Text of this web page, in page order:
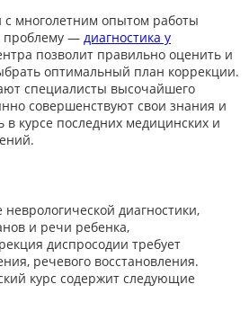
многолетним опытом работы
проблему — диагностика у
позволит правильно оценить и
оптимальный план коррекции.
специалисты высочайшего
совершенствуют свои знания и
в курсе последних медицинских и
неврологической диагностики,
и речи ребенка,
диспросодии требует
речевого восстановления.
курс содержит следующие